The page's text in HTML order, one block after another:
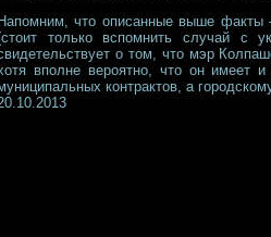
Напомним, что описанные выше факты
только вспомнить случай с
о том, что мэр
вполне вероятно, что он имеет
контрактов, а